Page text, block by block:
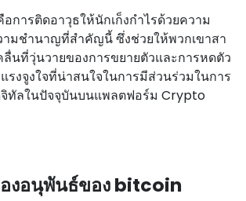
การติดอาวุธให้นักเก็งกําไรด้วยความ
ามชํานาญที่สําคัญนี้ ซึ่งช่วยให้พวกเขาสา
นที่วุ่นวายของการขยายตัวและการหดตัว
งจูงใจที่น่าสนใจในการมีส่วนร่วมในการ
จิทัลในปัจจุบันบนแพลตฟอร์ม Crypto
งอนุพันธ์ของ bitcoin